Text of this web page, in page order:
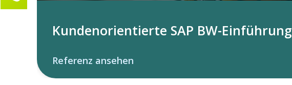
Kundenorientierte SAP BW-Einführung
Referenz ansehen
marie.froesener@compamind.de
Ihre Anfrage